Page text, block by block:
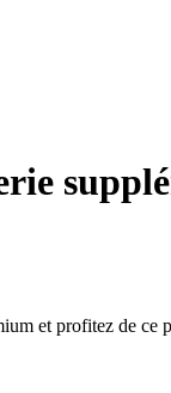
et profitez de ce